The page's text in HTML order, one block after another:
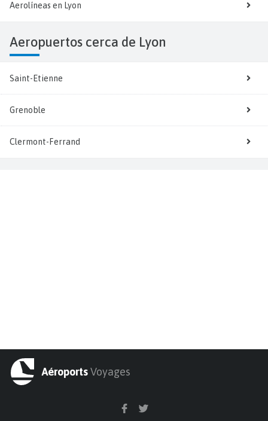
Aerolíneas en Lyon
Aeropuertos cerca de Lyon
Saint-Etienne
Grenoble
Clermont-Ferrand
AéroportsVoyages